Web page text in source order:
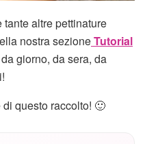
altre pettinature
nostra sezioneTutorial
giorno, da sera, da
questo raccolto! 🙂